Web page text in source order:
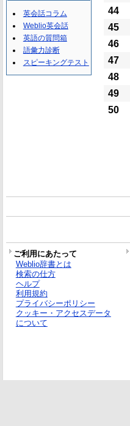
44
45
46
47
48
49
50
英会話コラム
Weblio英会話
英語の質問箱
語彙力診断
スピーキングテスト
ご利用にあたって
Weblio辞書とは
検索の仕方
ヘルプ
利用規約
プライバシーポリシー
クッキー・アクセスデータ
について